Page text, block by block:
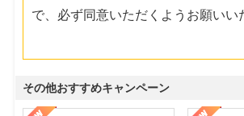
で、必ず同意いただくようお願いい
その他おすすめキャンペーン